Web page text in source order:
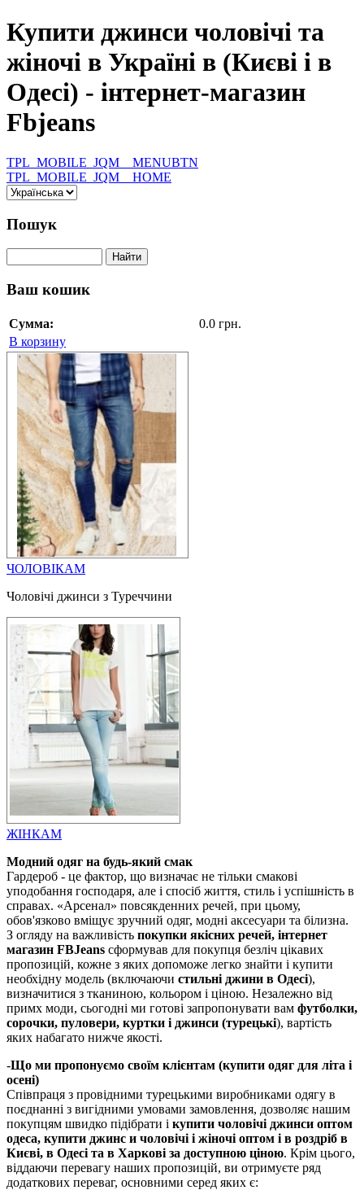
Купити джинси чоловічі та
жіночі в Україні в (Києві і в
Одесі) - інтернет-магазин
Fbjeans
TPL_MOBILE_JQM__MENUBTN
TPL_MOBILE_JQM__HOME
Пошук
Ваш кошик
Сумма:
0.0 грн.
В корзину
ЧОЛОВІКАМ
Чоловічі джинси з Туреччини
ЖІНКАМ
Модний одяг на будь-який смак
Гардероб - це фактор, що визначає не тільки смакові
уподобання господаря, але і спосіб життя, стиль і успішність в
справах. «Арсенал» повсякденних речей, при цьому,
обов'язково вміщує зручний одяг, модні аксесуари та білизна.
З огляду на важливість покупки якісних речей, інтернет
магазин FBJeans сформував для покупця безліч цікавих
пропозицій, кожне з яких допоможе легко знайти і купити
необхідну модель (включаючи стильні джини в Одесі),
визначитися з тканиною, кольором і ціною. Незалежно від
примх моди, сьогодні ми готові запропонувати вам футболки,
сорочки, пуловери, куртки і джинси (турецькі), вартість
яких набагато нижче якості.
-Що ми пропонуємо своїм клієнтам (купити одяг для літа і
осені)
Співпраця з провідними турецькими виробниками одягу в
поєднанні з вигідними умовами замовлення, дозволяє нашим
покупцям швидко підібрати і купити чоловічі джинси оптом
одеса, купити джинс и чоловічі і жіночі оптом і в роздріб в
Києві, в Одесі та в Харкові за доступною ціною. Крім цього,
віддаючи перевагу наших пропозицій, ви отримуєте ряд
додаткових переваг, основними серед яких є: